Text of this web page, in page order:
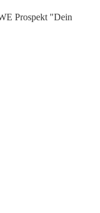
Prospekt "Dein